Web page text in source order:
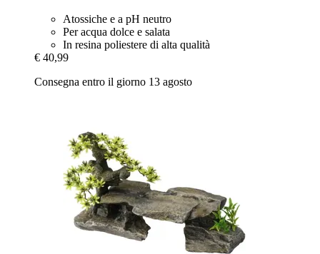
Atossiche e a pH neutro
Per acqua dolce e salata
In resina poliestere di alta qualità
€ 40,99
Consegna entro il giorno 13 agosto